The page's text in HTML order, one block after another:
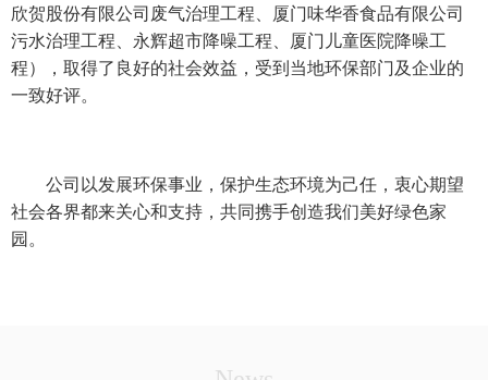
欣贺股份有限公司废气治理工程、厦门味华香食品有限公司
污水治理工程、永辉超市降噪工程、厦门儿童医院降噪工
程），取得了良好的社会效益，受到当地环保部门及企业的
一致好评。
公司以发展环保事业，保护生态环境为己任，衷心期望
社会各界都来关心和支持，共同携手创造我们美好绿色家
园。